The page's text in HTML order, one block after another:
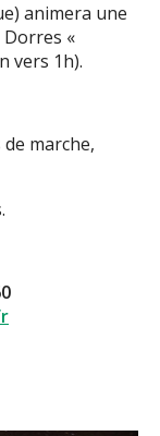
animera une
«
vers 1h).
marche,